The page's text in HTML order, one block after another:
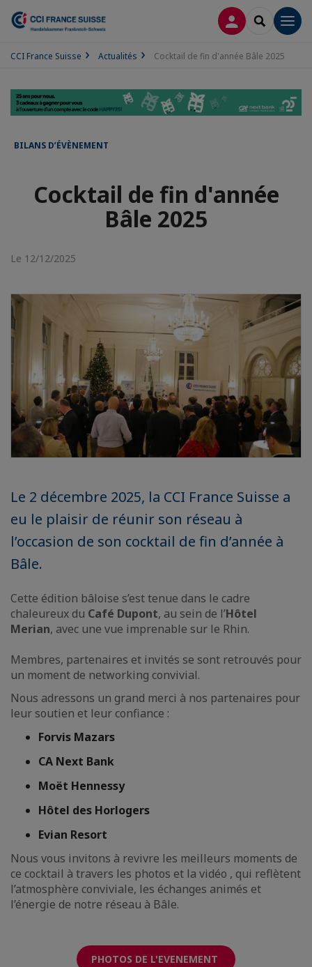
CONNEXION
CCI France Suisse Actualités Cocktail de fin d'année Bâle 2025
BILANS D’ÉVÈNEMENT
Cocktail de fin d'année
Bâle 2025
Le 12/12/2025
Le 2 décembre 2025, la CCI France Suisse a
eu le plaisir de réunir son réseau à
l’occasion de son cocktail de fin d’année à
Bâle.
Cette édition bâloise s’est tenue dans le cadre
chaleureux du Café Dupont, au sein de l’Hôtel
Merian, avec une vue imprenable sur le Rhin.
Membres, partenaires et invités se sont retrouvés pour
un moment de networking convivial.
Nous adressons un grand merci à nos partenaires pour
leur soutien et leur confiance :
Forvis Mazars
CA Next Bank
Moët Hennessy
Hôtel des Horlogers
Evian Resort
Nous vous invitons à revivre les meilleurs moments de
ce cocktail à travers les photos et la vidéo , qui reflètent
l’atmosphère conviviale, les échanges animés et
l’énergie de notre réseau à Bâle.
PHOTOS DE L'EVENEMENT